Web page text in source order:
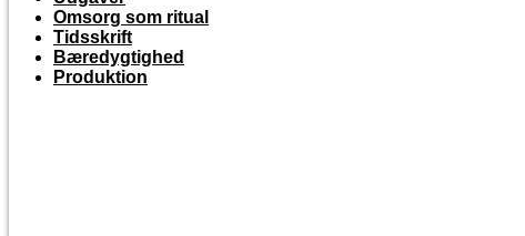
Omsorg som ritual
Tidsskrift
Bæredygtighed
Produktion